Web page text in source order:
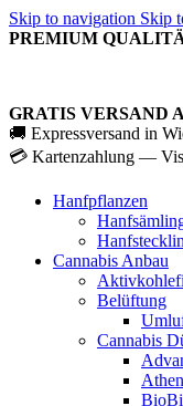
Skip to navigation Skip
PREMIUM
GRATIS VERSAND
🚚 Expressversand in
💳 Kartenzahlung —
Hanfpflanzen
Cannabis Anbau
Belüftung
Cannabis